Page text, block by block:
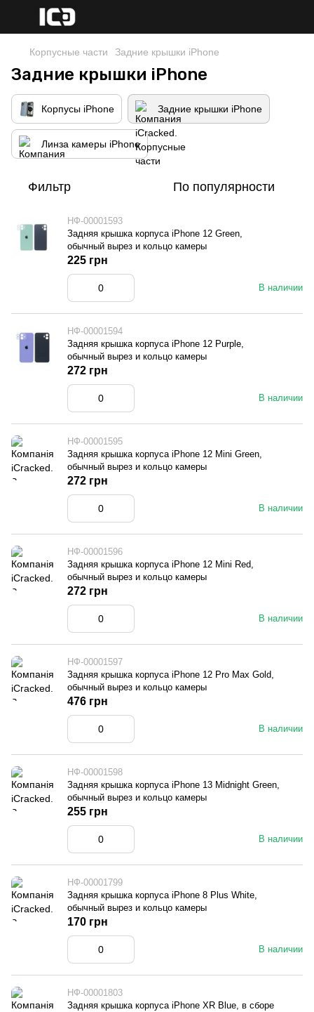
Корпусные части Задние крышки iPhone
Задние крышки iPhone
Корпусы iPhone Задние крышки iPhone
Линза камеры iPhone
Фильтр По популярности
НФ-00001593
Задняя крышка корпуса iPhone 12 Green,
обычный вырез и кольцо камеры
В наличии
225 грн
НФ-00001594
Задняя крышка корпуса iPhone 12 Purple,
обычный вырез и кольцо камеры
В наличии
272 грн
НФ-00001595
Задняя крышка корпуса iPhone 12 Mini Green,
обычный вырез и кольцо камеры
В наличии
272 грн
НФ-00001596
Задняя крышка корпуса iPhone 12 Mini Red,
обычный вырез и кольцо камеры
В наличии
272 грн
НФ-00001597
Задняя крышка корпуса iPhone 12 Pro Max Gold,
обычный вырез и кольцо камеры
В наличии
476 грн
НФ-00001598
Задняя крышка корпуса iPhone 13 Midnight Green,
обычный вырез и кольцо камеры
В наличии
255 грн
НФ-00001799
Задняя крышка корпуса iPhone 8 Plus White,
обычный вырез и кольцо камеры
В наличии
170 грн
НФ-00001803
Задняя крышка корпуса iPhone XR Blue, в сборе